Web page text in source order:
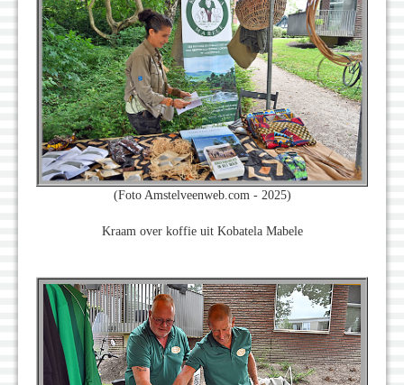
(Foto Amstelveenweb.com - 2025)
Kraam over koffie uit Kobatela Mabele